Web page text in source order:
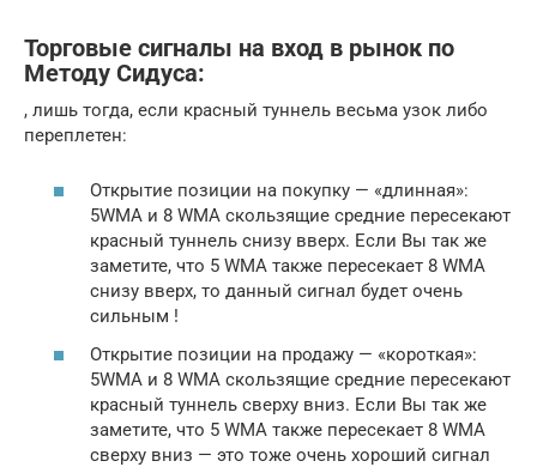
Торговые сигналы на вход в рынок по
Методу Сидуса:
, лишь тогда, если красный туннель весьма узок либо
переплетен:
Открытие позиции на покупку — «длинная»:
5WMA и 8 WMA скользящие средние пересекают
красный туннель снизу вверх. Если Вы так же
заметите, что 5 WMA также пересекает 8 WMA
снизу вверх, то данный сигнал будет очень
сильным !
Открытие позиции на продажу — «короткая»:
5WMA и 8 WMA скользящие средние пересекают
красный туннель сверху вниз. Если Вы так же
заметите, что 5 WMA также пересекает 8 WMA
сверху вниз — это тоже очень хороший сигнал